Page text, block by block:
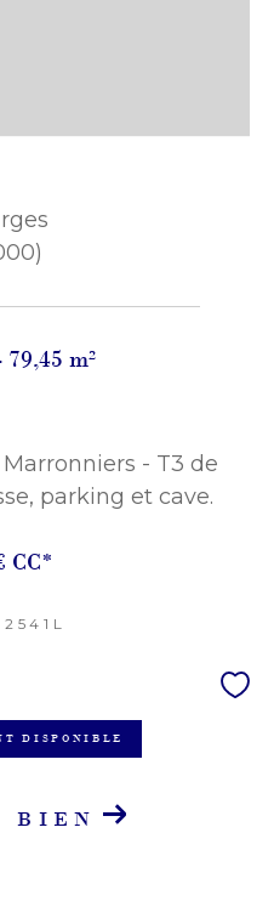
79,45 m²
- T3 de
parking et cave.
CC*
DISPONIBLE
BIEN